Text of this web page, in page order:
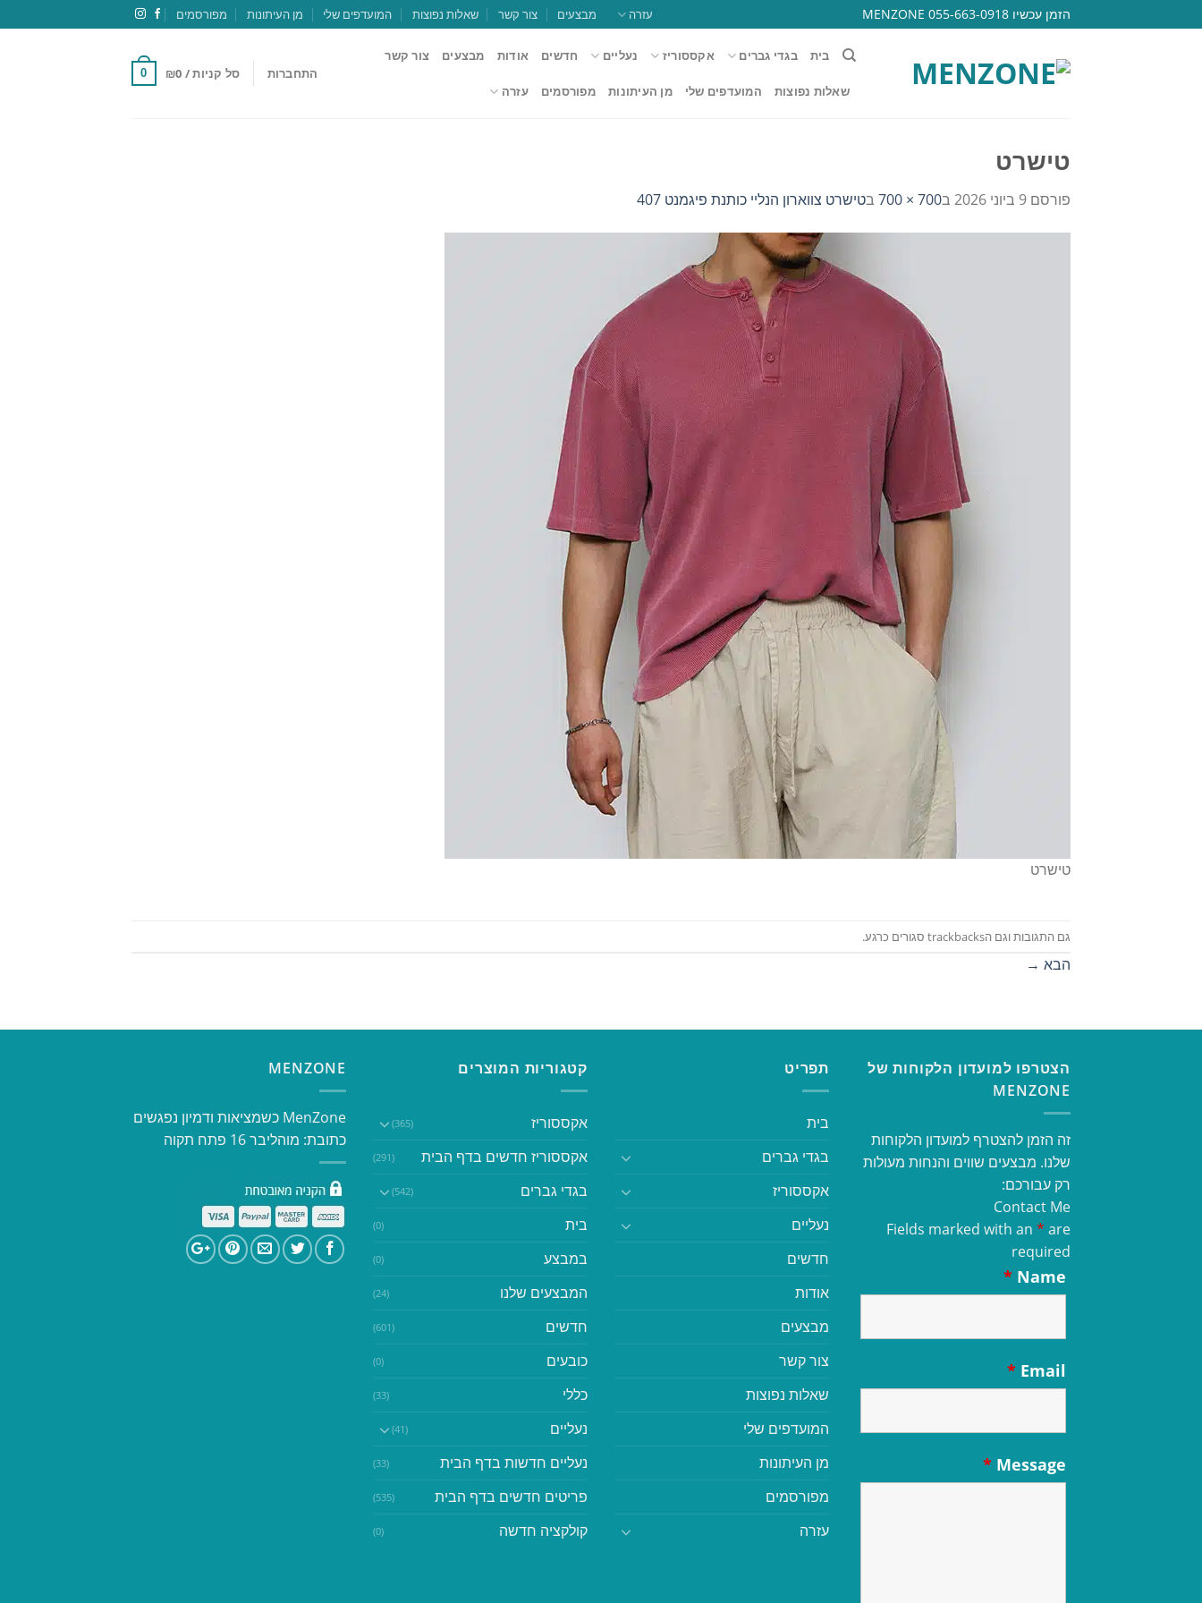
to
הזמן עכשיו 055-663-0918 MENZONE עזרה מבצעים צור קשר שאלות נפוצות המועדפים שלי מן העיתונות מפורסמים
בית בגדי גברים אקססוריז נעליים חדשים אודות מבצעים צור קשר
שאלות נפוצות המועדפים שלי מן העיתונות מפורסמים עזרה
התחברות סל קניות / ₪0
0
טישרט
פורסם 9 ביוני 2026 ב700 × 700 בטישרט צווארון הנליי כותנת פיגמנט 407
טישרט
גם התגובות וגם הtrackbacks סגורים כרגע.
הבא →
הצטרפו למועדון הלקוחות של
MENZONE
זה הזמן להצטרף למועדון הלקוחות
שלנו. מבצעים שווים והנחות מעולות
רק עבורכם:
Contact Me
Fields marked with an * are
required
Name
*
Email
*
Message
*
תפריט
בית
בגדי גברים
אקססוריז
נעליים
חדשים
אודות
מבצעים
צור קשר
שאלות נפוצות
המועדפים שלי
מן העיתונות
מפורסמים
עזרה
קטגוריות המוצרים
אקססוריז (365)
אקססוריז חדשים בדף הבית (291)
בגדי גברים (542)
בית (0)
במבצע (0)
המבצעים שלנו (24)
חדשים (601)
כובעים (0)
כללי (33)
נעליים (41)
נעליים חדשות בדף הבית (33)
פריטים חדשים בדף הבית (535)
קולקציה חדשה (0)
MENZONE
​​MenZone כשמציאות ודמיון נפגשים​
כתובת: מוהליבר 16 פתח תקוה